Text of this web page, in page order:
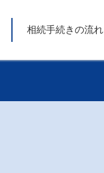
相続手続きの流れ